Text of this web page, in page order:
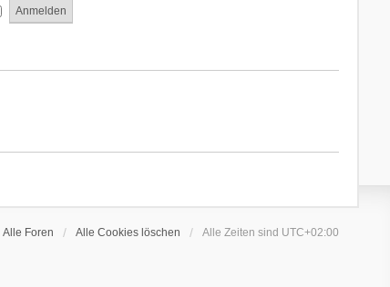
a
Alle Foren Alle Cookies löschen Alle Zeiten sind UTC+02:00